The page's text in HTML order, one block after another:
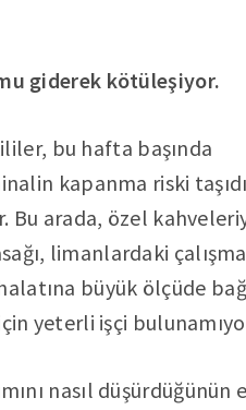
giderek kötüleşiyor.
bu hafta başında
kapanma riski
Bu arada, özel
limanlardaki çalışma
büyük ölçüde
yeterli işçi
nasıl düşürdüğünün